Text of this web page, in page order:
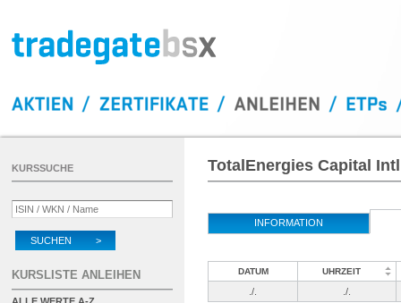
TotalEnergies Capital
INFORMATION
DATUM UHRZEIT
./. ./.
KURSSUCHE
SUCHEN >
KURSLISTE ANLEIHEN